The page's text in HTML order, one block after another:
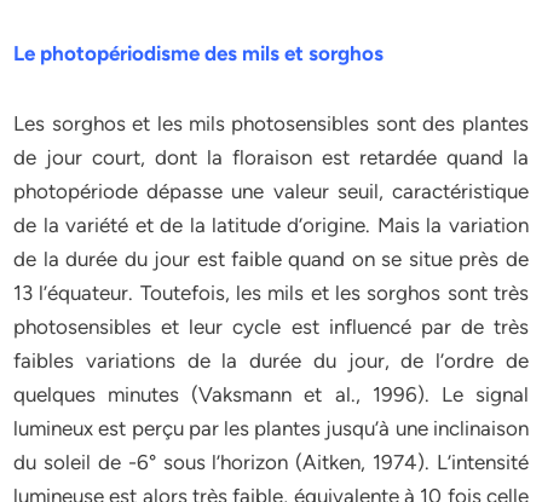
Le photopériodisme des mils et sorghos
Les sorghos et les mils photosensibles sont des plantes
de jour court, dont la floraison est retardée quand la
photopériode dépasse une valeur seuil, caractéristique
de la variété et de la latitude d’origine. Mais la variation
de la durée du jour est faible quand on se situe près de
13 l’équateur. Toutefois, les mils et les sorghos sont très
photosensibles et leur cycle est influencé par de très
faibles variations de la durée du jour, de l’ordre de
quelques minutes (Vaksmann et al., 1996). Le signal
lumineux est perçu par les plantes jusqu’à une inclinaison
du soleil de -6° sous l’horizon (Aitken, 1974). L’intensité
lumineuse est alors très faible, équivalente à 10 fois celle